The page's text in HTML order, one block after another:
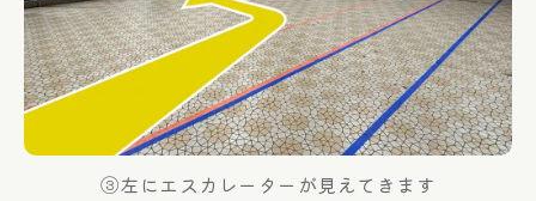
③左にエスカレーターが見えてきます